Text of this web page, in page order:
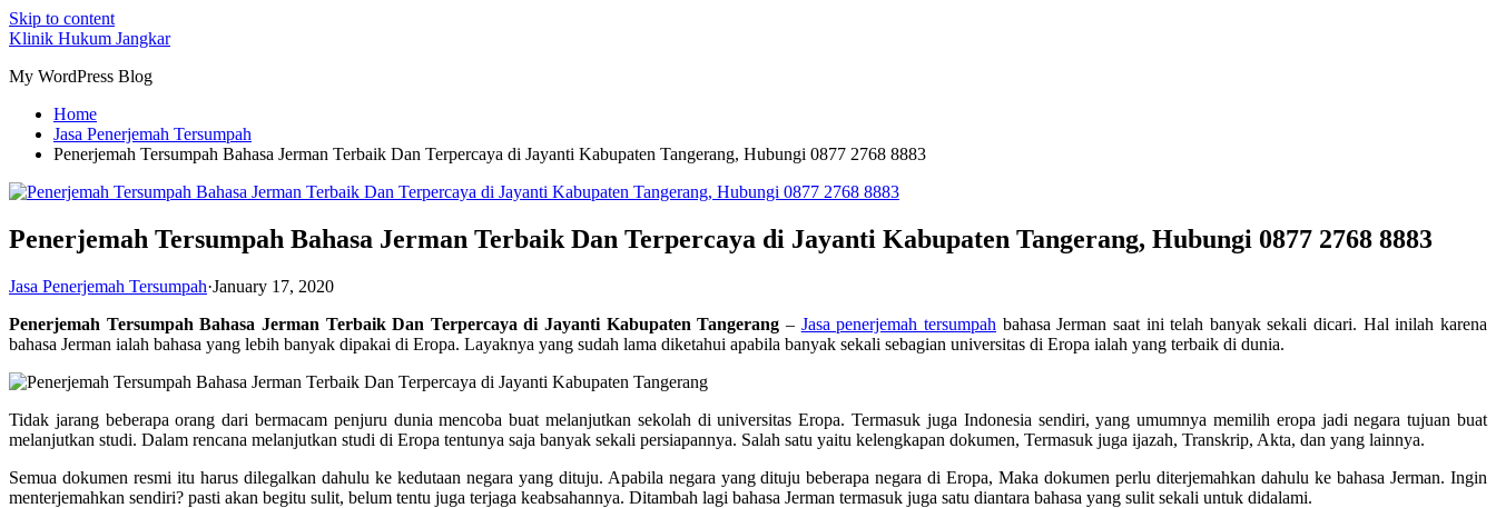
Skip to content
Klinik Hukum Jangkar
My WordPress Blog
Home
Jasa Penerjemah Tersumpah
Penerjemah Tersumpah Bahasa Jerman Terbaik Dan Terpercaya di Jayanti Kabupaten Tangerang, Hubungi 0877 2768 8883
Penerjemah Tersumpah Bahasa Jerman Terbaik Dan Terpercaya di Jayanti Kabupaten Tangerang, Hubungi 0877 2768 8883
Jasa Penerjemah Tersumpah·January 17, 2020
Penerjemah Tersumpah Bahasa Jerman Terbaik Dan Terpercaya di Jayanti Kabupaten Tangerang– Jasa penerjemah tersumpah bahasa Jerman saat ini telah banyak sekali dicari. Hal inilah karena
bahasa Jerman ialah bahasa yang lebih banyak dipakai di Eropa. Layaknya yang sudah lama diketahui apabila banyak sekali sebagian universitas di Eropa ialah yang terbaik di dunia.
Tidak jarang beberapa orang dari bermacam penjuru dunia mencoba buat melanjutkan sekolah di universitas Eropa. Termasuk juga Indonesia sendiri, yang umumnya memilih eropa jadi negara tujuan buat
melanjutkan studi. Dalam rencana melanjutkan studi di Eropa tentunya saja banyak sekali persiapannya. Salah satu yaitu kelengkapan dokumen, Termasuk juga ijazah, Transkrip, Akta, dan yang lainnya.
Semua dokumen resmi itu harus dilegalkan dahulu ke kedutaan negara yang dituju. Apabila negara yang dituju beberapa negara di Eropa, Maka dokumen perlu diterjemahkan dahulu ke bahasa Jerman. Ingin
menterjemahkan sendiri? pasti akan begitu sulit, belum tentu juga terjaga keabsahannya. Ditambah lagi bahasa Jerman termasuk juga satu diantara bahasa yang sulit sekali untuk didalami.